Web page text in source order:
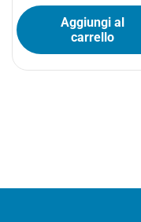
Aggiungi al
carrello